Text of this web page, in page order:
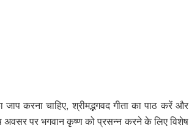
करना चाहिए, श्रीमद्भगवद गीता का पाठ करें और
अवसर पर भगवान कृष्ण को प्रसन्न करने के लिए विशेष